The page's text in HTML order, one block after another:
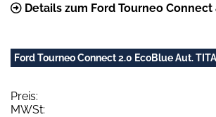
Details zum Ford Tourneo Connect
Ford Tourneo Connect 2.0 EcoBlue Aut.
Preis:
MWSt: